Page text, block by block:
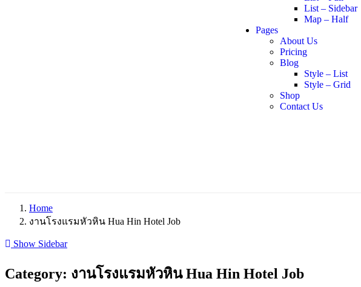
List – Sidebar
Map – Half
Pages
About Us
Pricing
Blog
Style – List
Style – Grid
Shop
Contact Us
Home
งานโรงแรมหัวหิน Hua Hin Hotel Job
Show Sidebar
Category: งานโรงแรมหัวหิน Hua Hin Hotel Job